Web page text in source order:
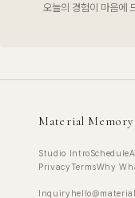
오늘의 경험이 마음에
Material Memory
Studio IntroSchedule
PrivacyTermsWhy
Inquiry